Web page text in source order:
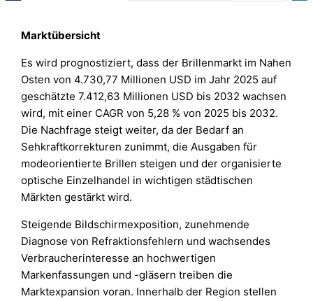
Marktübersicht
Es wird prognostiziert, dass der Brillenmarkt im Nahen
Osten von 4.730,77 Millionen USD im Jahr 2025 auf
geschätzte 7.412,63 Millionen USD bis 2032 wachsen
wird, mit einer CAGR von 5,28 % von 2025 bis 2032.
Die Nachfrage steigt weiter, da der Bedarf an
Sehkraftkorrekturen zunimmt, die Ausgaben für
modeorientierte Brillen steigen und der organisierte
optische Einzelhandel in wichtigen städtischen
Märkten gestärkt wird.
Steigende Bildschirmexposition, zunehmende
Diagnose von Refraktionsfehlern und wachsendes
Verbraucherinteresse an hochwertigen
Markenfassungen und -gläsern treiben die
Marktexpansion voran. Innerhalb der Region stellen